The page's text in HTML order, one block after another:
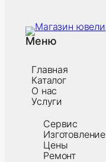
Меню
Главная
Каталог
О нас
Услуги
Сервис
Изготовление
Цены
Ремонт